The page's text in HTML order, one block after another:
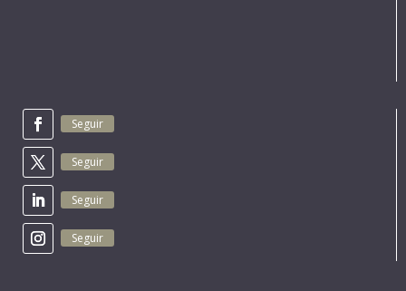
Seguir
Seguir
Seguir
Seguir